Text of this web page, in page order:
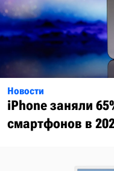
Новости
iPhone заняли
смартфонов в